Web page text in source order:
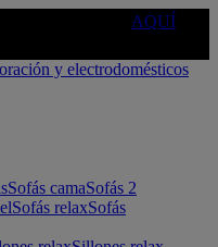
AQUÍ
Sofás camaSofás 2
Sofás relaxSofás